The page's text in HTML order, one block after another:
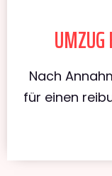
UMZUG
Nach
für einen